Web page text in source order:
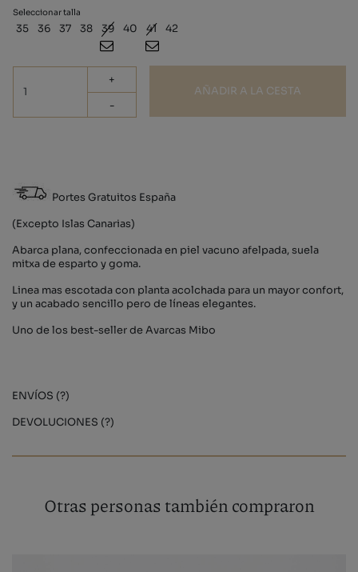
Seleccionar talla
35 36 37 38 39 40 41 42
+
-
AÑADIR A LA CESTA
Portes Gratuitos España
(Excepto Islas Canarias)
Abarca plana, confeccionada en piel vacuno afelpada, suela
mitxa de esparto y goma.
Linea mas escotada con planta acolchada para un mayor confort,
y un acabado sencillo pero de líneas elegantes.
Uno de los best-seller de Avarcas Mibo
ENVÍOS (?)
DEVOLUCIONES (?)
Otras personas también compraron